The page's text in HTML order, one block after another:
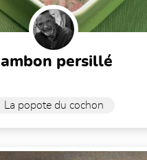
jambon persillé
La popote du cochon